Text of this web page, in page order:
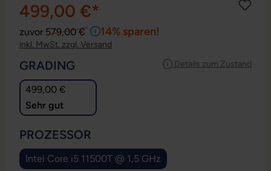
499,00 €*
zuvor 579,00 € 14% sparen!
inkl. MwSt. zzgl. Versand
Details zum Zustand
GRADING
499,00 €
Sehr gut
PROZESSOR
Intel Core i5 11500T @ 1,5 GHz